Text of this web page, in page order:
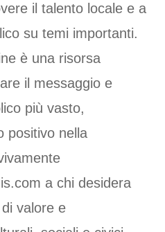
il talento locale e a
su temi importanti.
è una risorsa
il messaggio e
più vasto,
positivo nella
a chi desidera
valore e